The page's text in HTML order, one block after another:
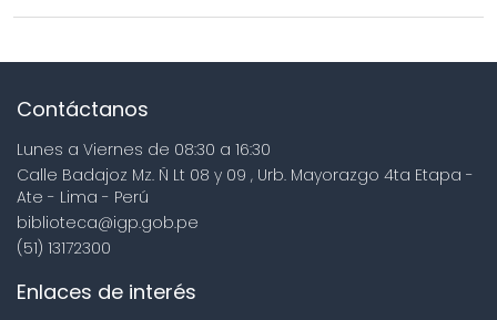
Contáctanos
Lunes a Viernes de 08:30 a 16:30
Calle Badajoz Mz. Ñ Lt 08 y 09 , Urb. Mayorazgo 4ta Etapa -
Ate - Lima - Perú
biblioteca@igp.gob.pe
(51) 13172300
Enlaces de interés